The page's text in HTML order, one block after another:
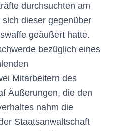
durchsuchten am
dieser gegenüber
geäußert hatte.
bezüglich eines
Mitarbeitern des
Äußerungen, die den
nahm die
Staatsanwaltschaft